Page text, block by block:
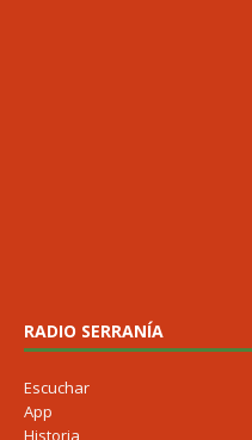
RADIO SERRANÍA
Escuchar
App
Historia